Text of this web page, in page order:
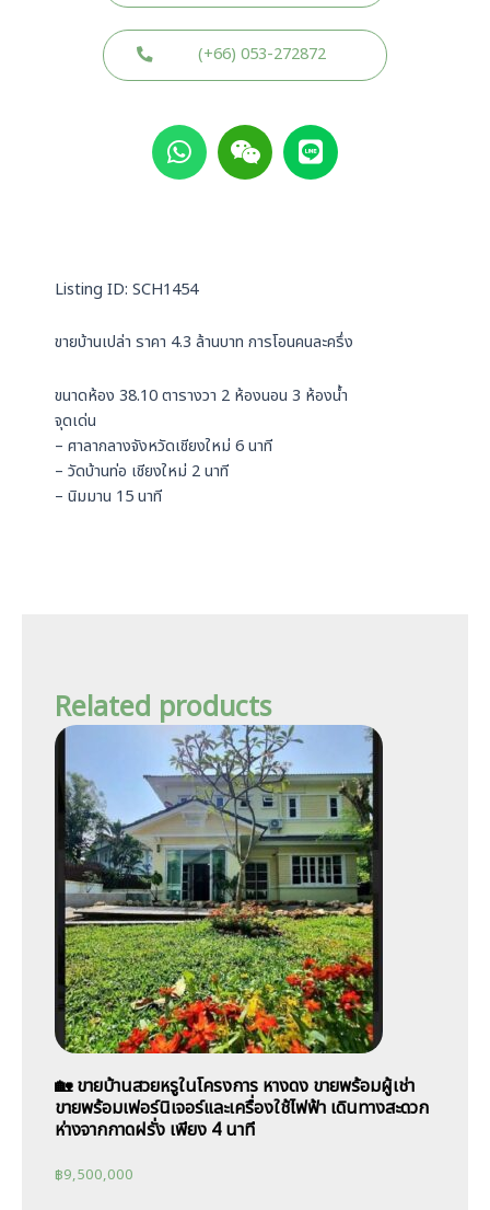
(+66) 053-272872
W
h
a
p
p
W
e
i
L
i
n
Listing ID: SCH1454
ขายบ้านเปล่า ราคา 4.3 ล้านบาท การโอนคนละครึ่ง
ขนาดห้อง 38.10 ตารางวา 2 ห้องนอน 3 ห้องน้ำ
จุดเด่น
– ศาลากลางจังหวัดเชียงใหม่ 6 นาที
– วัดบ้านท่อ เชียงใหม่ 2 นาที
– นิมมาน 15 นาที
Related products
🏡 ขายบ้านสวยหรูในโครงการ หางดง ขายพร้อมผู้เช่า
ขายพร้อมเฟอร์นิเจอร์และเครื่องใช้ไฟฟ้า เดินทางสะดวก
ห่างจากกาดฝรั่ง เพียง 4 นาที
฿9,500,000